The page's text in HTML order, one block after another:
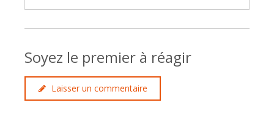
Soyez le premier à réagir
Laisser un commentaire